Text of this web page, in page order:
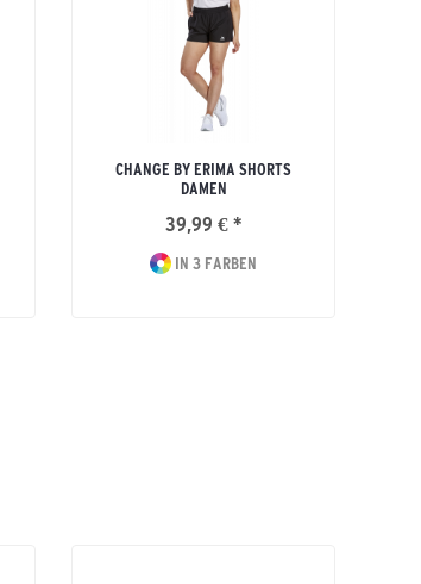
CHANGE BY ERIMA SHORTS
DAMEN
39,99 € *
IN 3 FARBEN